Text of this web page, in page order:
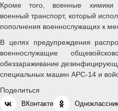
Кроме того, военные химики
военный транспорт, который
пополнения военнослужащих к
В целях предупреждения
военнослужащие
обеззараживание
специальных машин АРС-14 и
Поделиться
ВКонтакте